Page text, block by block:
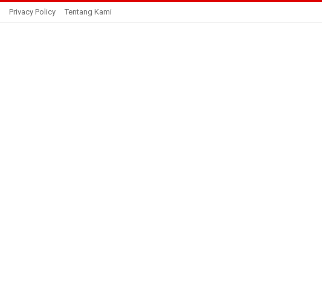
Privacy Policy Tentang Kami